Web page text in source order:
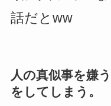
話だとww
人の真似事を嫌
をしてしまう。